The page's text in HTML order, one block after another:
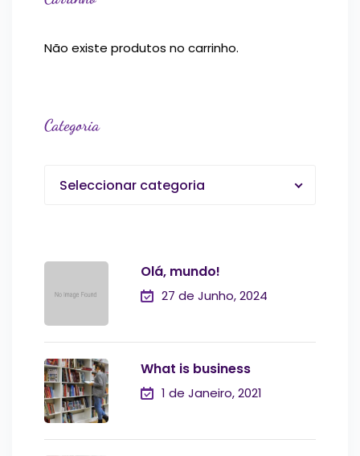
Não existe produtos no carrinho.
Categoria
Seleccionar categoria
Olá, mundo!
27 de Junho, 2024
What is business
1 de Janeiro, 2021